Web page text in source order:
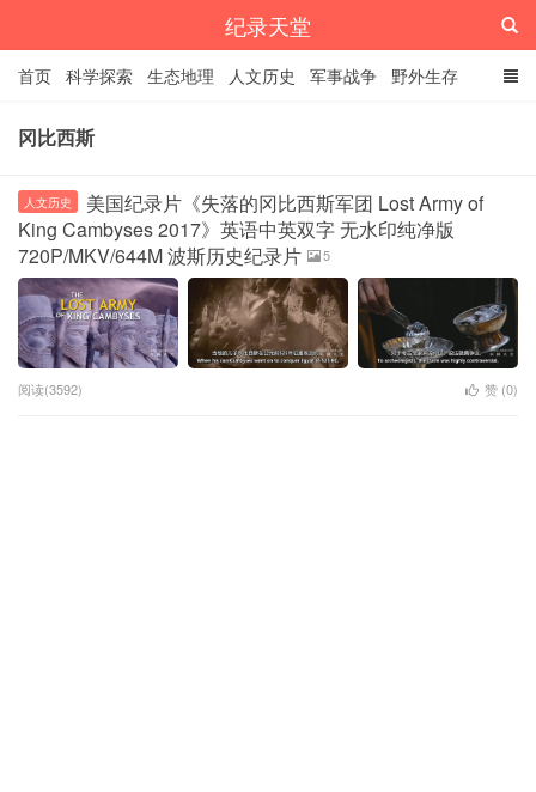
纪录天堂
首页 科学探索 生态地理 人文历史 军事战争 野外生存
经典纪录
冈比西斯
人文历史
美国纪录片《失落的冈比西斯军团 Lost Army of
King Cambyses 2017》英语中英双字 无水印纯净版
720P/MKV/644M 波斯历史纪录片
5
阅读(3592) 赞 (0)